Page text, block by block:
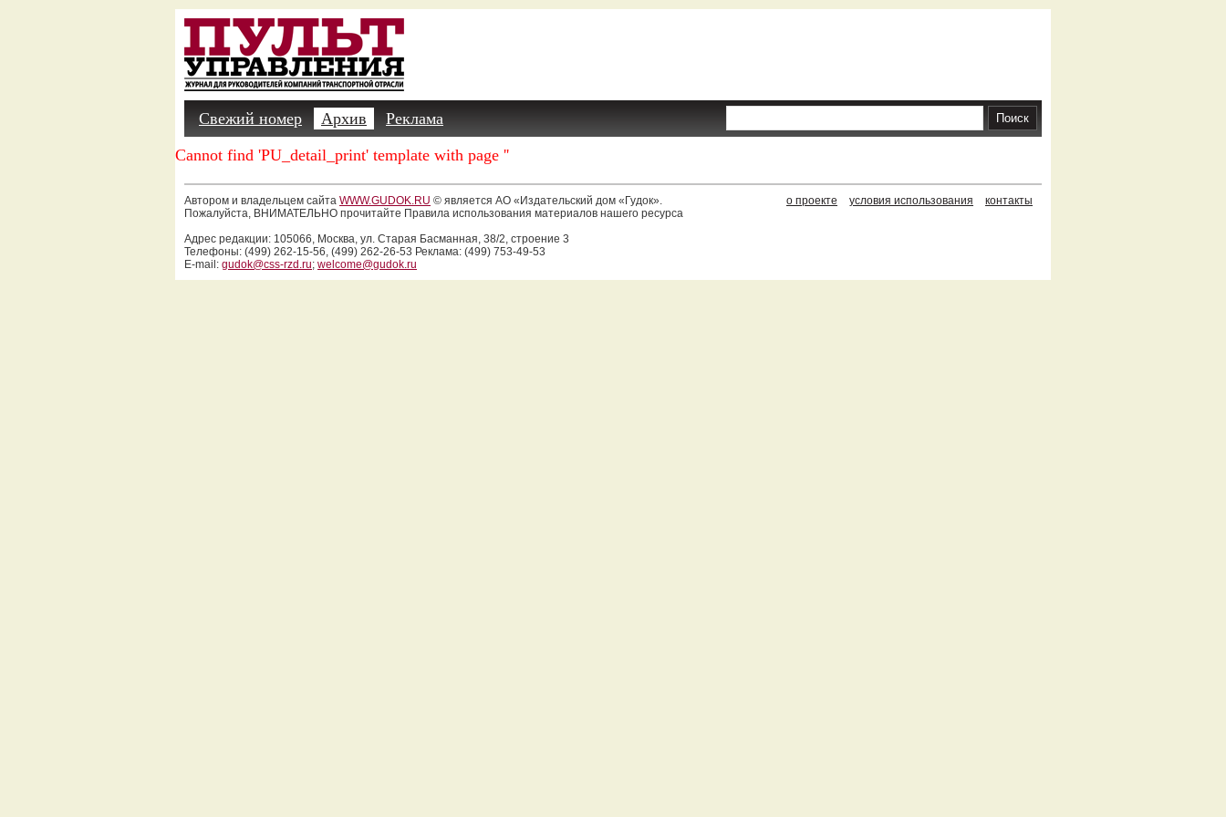
Свежий номер Архив
Реклама
Cannot find 'PU_detail_print' template with page ''
Автором и владельцем сайта WWW.GUDOK.RU © является АО «Издательский дом «Гудок».
Пожалуйста, ВНИМАТЕЛЬНО прочитайте Правила использования материалов нашего ресурса
Адрес редакции: 105066, Москва, ул. Старая Басманная, 38/2, строение 3
Телефоны: (499) 262-15-56, (499) 262-26-53 Реклама: (499) 753-49-53
E-mail: gudok@css-rzd.ru; welcome@gudok.ru
о проекте условия использования контакты